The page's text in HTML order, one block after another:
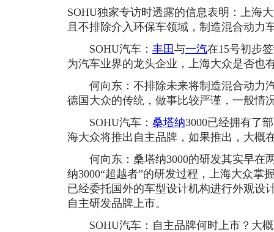
SOHU独家专访时透露的信息表明：上海
且不排除介入环保车领域，制造混合动力
SOHU汽车： 丰田 与一汽在15号初步
为汽车业界的龙头企业，上海大众是否也
何向东：不排除未来将制造混合动力
德国大众的传统，做事比较严谨，一般情
SOHU汽车： 桑塔纳3000已经拥有了
海大众将推出自主品牌，如果推出，大概
何向东：桑塔纳3000的研发其实早在
纳3000“超越者”的研发过程，上海大众掌
已经委托国外的车型设计机构进行外观设
自主研发品牌上市。
SOHU汽车：自主品牌何时上市？大概